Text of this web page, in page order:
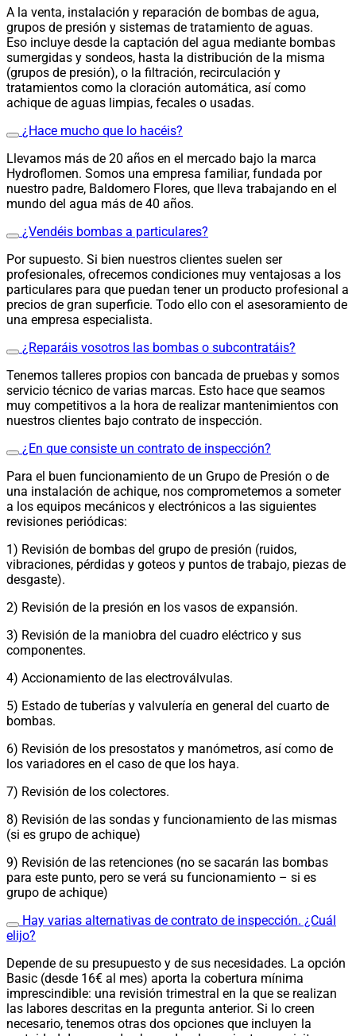
A la venta, instalación y reparación de bombas de agua,
grupos de presión y sistemas de tratamiento de aguas.
Eso incluye desde la captación del agua mediante bombas
sumergidas y sondeos, hasta la distribución de la misma
(grupos de presión), o la filtración, recirculación y
tratamientos como la cloración automática, así como
achique de aguas limpias, fecales o usadas.
¿Hace mucho que lo hacéis?
Llevamos más de 20 años en el mercado bajo la marca
Hydroflomen. Somos una empresa familiar, fundada por
nuestro padre, Baldomero Flores, que lleva trabajando en el
mundo del agua más de 40 años.
¿Vendéis bombas a particulares?
Por supuesto. Si bien nuestros clientes suelen ser
profesionales, ofrecemos condiciones muy ventajosas a los
particulares para que puedan tener un producto profesional a
precios de gran superficie. Todo ello con el asesoramiento de
una empresa especialista.
¿Reparáis vosotros las bombas o subcontratáis?
Tenemos talleres propios con bancada de pruebas y somos
servicio técnico de varias marcas. Esto hace que seamos
muy competitivos a la hora de realizar mantenimientos con
nuestros clientes bajo contrato de inspección.
¿En que consiste un contrato de inspección?
Para el buen funcionamiento de un Grupo de Presión o de
una instalación de achique, nos comprometemos a someter
a los equipos mecánicos y electrónicos a las siguientes
revisiones periódicas:
1) Revisión de bombas del grupo de presión (ruidos,
vibraciones, pérdidas y goteos y puntos de trabajo, piezas de
desgaste).
2) Revisión de la presión en los vasos de expansión.
3) Revisión de la maniobra del cuadro eléctrico y sus
componentes.
4) Accionamiento de las electroválvulas.
5) Estado de tuberías y valvulería en general del cuarto de
bombas.
6) Revisión de los presostatos y manómetros, así como de
los variadores en el caso de que los haya.
7) Revisión de los colectores.
8) Revisión de las sondas y funcionamiento de las mismas
(si es grupo de achique)
9) Revisión de las retenciones (no se sacarán las bombas
para este punto, pero se verá su funcionamiento – si es
grupo de achique)
Hay varias alternativas de contrato de inspección. ¿Cuál
elijo?
Depende de su presupuesto y de sus necesidades. La opción
Basic (desde 16€ al mes) aporta la cobertura mínima
imprescindible: una revisión trimestral en la que se realizan
las labores descritas en la pregunta anterior. Si lo creen
necesario, tenemos otras dos opciones que incluyen la